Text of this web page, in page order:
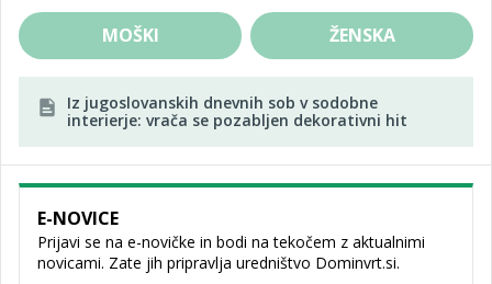
MOŠKI ŽENSKA
Iz jugoslovanskih dnevnih sob v sodobne
interierje: vrača se pozabljen dekorativni hit
E-NOVICE
Prijavi se na e-novičke in bodi na tekočem z aktualnimi
novicami. Zate jih pripravlja uredništvo Dominvrt.si.